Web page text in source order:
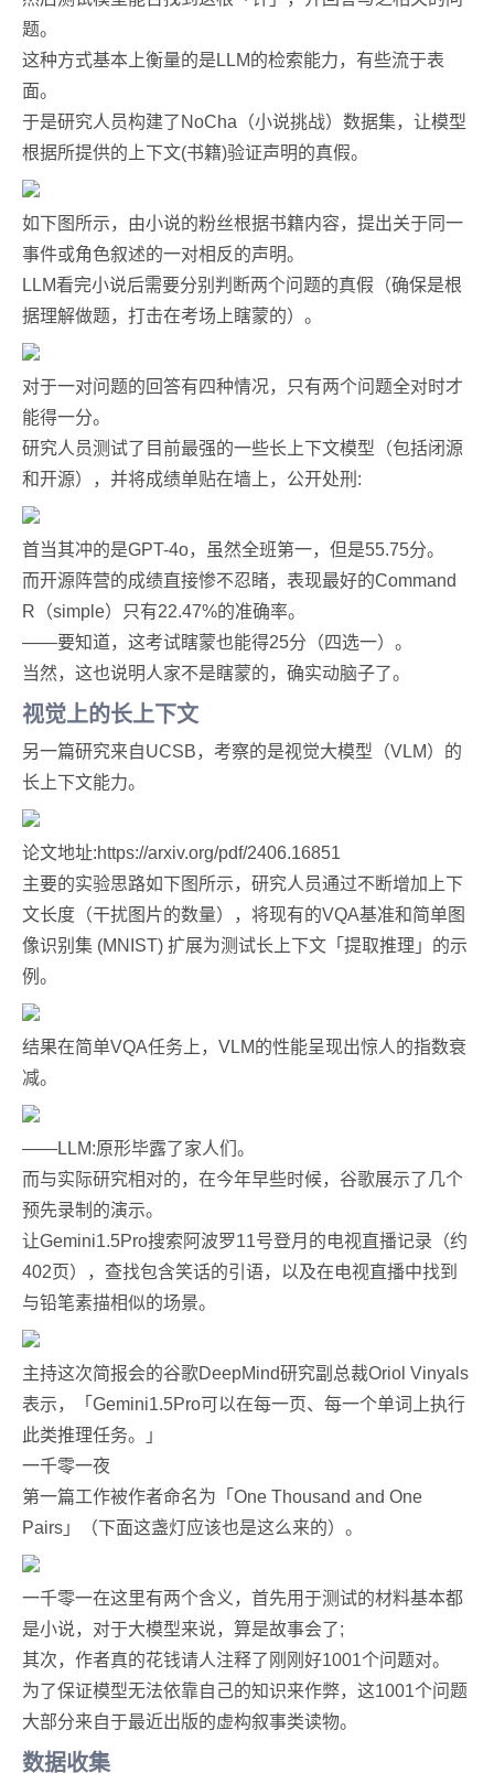
题。
这种方式基本上衡量的是LLM的检索能力，有些流于表
面。
于是研究人员构建了NoCha（小说挑战）数据集，让模型
根据所提供的上下文(书籍)验证声明的真假。
如下图所示，由小说的粉丝根据书籍内容，提出关于同一
事件或角色叙述的一对相反的声明。
LLM看完小说后需要分别判断两个问题的真假（确保是根
据理解做题，打击在考场上瞎蒙的）。
对于一对问题的回答有四种情况，只有两个问题全对时才
能得一分。
研究人员测试了目前最强的一些长上下文模型（包括闭源
和开源），并将成绩单贴在墙上，公开处刑:
首当其冲的是GPT-4o，虽然全班第一，但是55.75分。
而开源阵营的成绩直接惨不忍睹，表现最好的Command
R（simple）只有22.47%的准确率。
——要知道，这考试瞎蒙也能得25分（四选一）。
当然，这也说明人家不是瞎蒙的，确实动脑子了。
视觉上的长上下文
另一篇研究来自UCSB，考察的是视觉大模型（VLM）的
长上下文能力。
论文地址:https://arxiv.org/pdf/2406.16851
主要的实验思路如下图所示，研究人员通过不断增加上下
文长度（干扰图片的数量），将现有的VQA基准和简单图
像识别集 (MNIST) 扩展为测试长上下文「提取推理」的示
例。
结果在简单VQA任务上，VLM的性能呈现出惊人的指数衰
减。
——LLM:原形毕露了家人们。
而与实际研究相对的，在今年早些时候，谷歌展示了几个
预先录制的演示。
让Gemini1.5Pro搜索阿波罗11号登月的电视直播记录（约
402页），查找包含笑话的引语，以及在电视直播中找到
与铅笔素描相似的场景。
主持这次简报会的谷歌DeepMind研究副总裁Oriol Vinyals
表示，「Gemini1.5Pro可以在每一页、每一个单词上执行
此类推理任务。」
一千零一夜
第一篇工作被作者命名为「One Thousand and One
Pairs」（下面这盏灯应该也是这么来的）。
一千零一在这里有两个含义，首先用于测试的材料基本都
是小说，对于大模型来说，算是故事会了;
其次，作者真的花钱请人注释了刚刚好1001个问题对。
为了保证模型无法依靠自己的知识来作弊，这1001个问题
大部分来自于最近出版的虚构叙事类读物。
数据收集